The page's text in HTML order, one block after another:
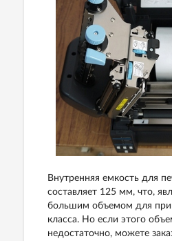
Внутренняя емкость для
составляет 125 мм, что,
большим объемом для
класса. Но если этого
недостаточно, можете